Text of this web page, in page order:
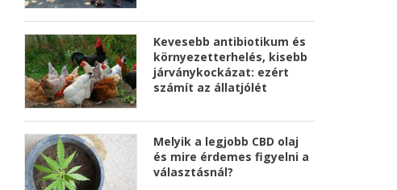
Kevesebb antibiotikum és
környezetterhelés, kisebb
járványkockázat: ezért
számít az állatjólét
Melyik a legjobb CBD olaj
és mire érdemes figyelni a
választásnál?